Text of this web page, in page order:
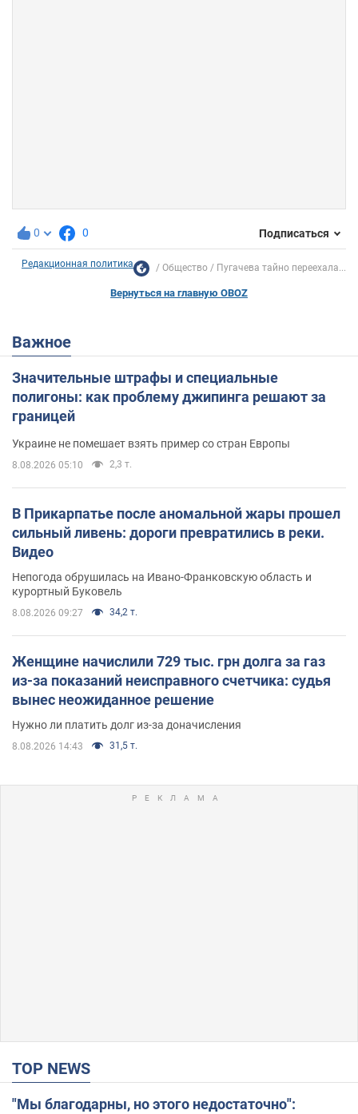
0 0 Подписаться
Редакционная политика Общество Пугачева тайно переехала...
Вернуться на главную OBOZ
Важное
Значительные штрафы и специальные
полигоны: как проблему джипинга решают за
границей
Украине не помешает взять пример со стран Европы
8.08.2026 05:10 2,3 т.
В Прикарпатье после аномальной жары прошел
сильный ливень: дороги превратились в реки.
Видео
Непогода обрушилась на Ивано-Франковскую область и
курортный Буковель
8.08.2026 09:27 34,2 т.
Женщине начислили 729 тыс. грн долга за газ
из-за показаний неисправного счетчика: судья
вынес неожиданное решение
Нужно ли платить долг из-за доначисления
8.08.2026 14:43 31,5 т.
TOP NEWS
"Мы благодарны, но этого недостаточно":